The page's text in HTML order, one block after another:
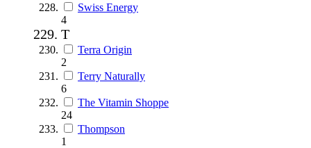
Swiss Energy
4
T
Terra Origin
2
Terry Naturally
6
The Vitamin Shoppe
24
Thompson
1